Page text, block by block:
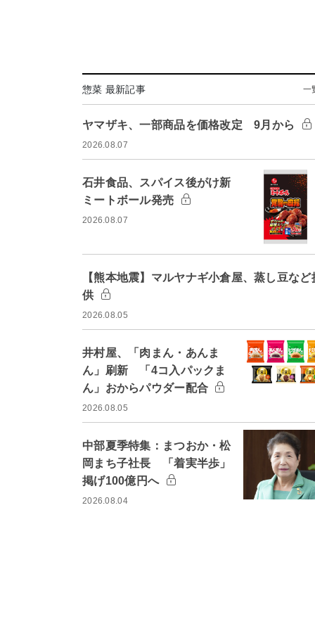
惣菜 最新記事 一
ヤマザキ、一部商品を価格改定 9月から
2026.08.07
石井食品、スパイス後がけ新
ミートボール発売
2026.08.07
【熊本地震】マルヤナギ小倉屋、蒸し豆など
供
2026.08.05
井村屋、「肉まん・あんま
ん」刷新 「4コ入パックま
ん」おからパウダー配合
2026.08.05
中部夏季特集：まつおか・松
岡まち子社長 「着実半歩」
掲げ100億円へ
2026.08.04